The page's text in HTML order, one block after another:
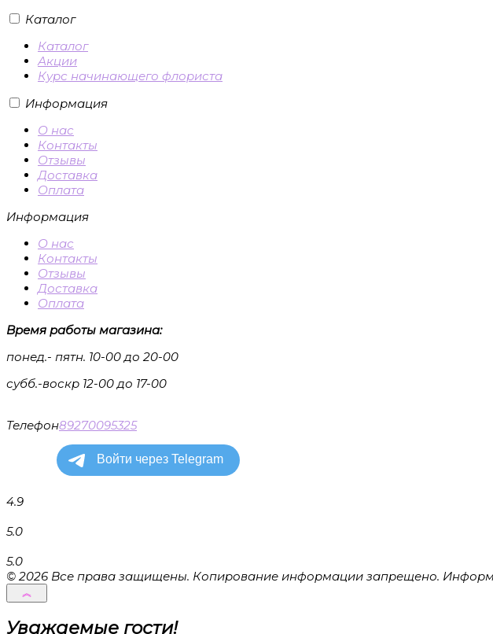
Каталог
Каталог
Акции
Курс начинающего флориста
Информация
О нас
Контакты
Отзывы
Доставка
Оплата
Информация
О нас
Контакты
Отзывы
Доставка
Оплата
Время работы магазина:
понед.- пятн. 10-00 до 20-00
субб.-воскр 12-00 до 17-00
Телефон89270095325
4.9
5.0
5.0
© 2026 Все права защищены. Копирование информации запрещено.
Уважаемые гости!